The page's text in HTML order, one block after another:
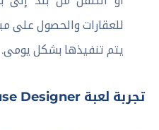
للعقارات والحصول على
يتم تنفيذها بشكل يومى.
تجربة لعبة House Designer على هاتف شاومى